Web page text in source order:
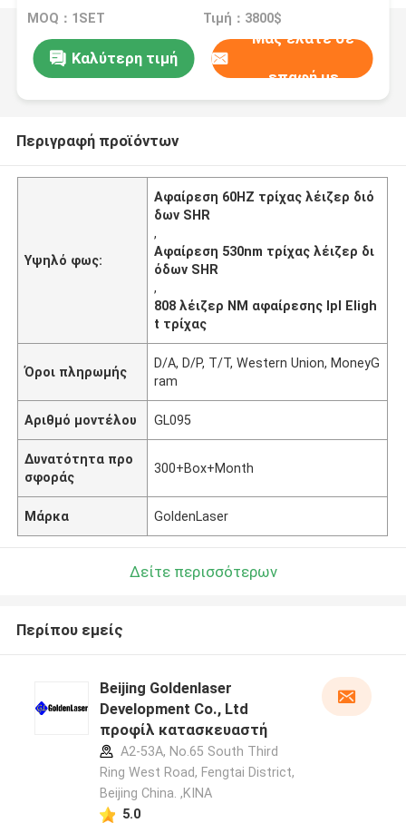
MOQ：1SET Τιμή：3800$
Καλύτερη τιμή
Μας ελάτε σε
επαφή με
Περιγραφή προϊόντων
Υψηλό φως:
Αφαίρεση 60HZ τρίχας λέιζερ διό
δων SHR
,
Αφαίρεση 530nm τρίχας λέιζερ δι
όδων SHR
,
808 λέιζερ NM αφαίρεσης Ipl Eligh
t τρίχας
Όροι πληρωμής
D/A, D/P, T/T, Western Union, MoneyG
ram
Αριθμό μοντέλου GL095
Δυνατότητα προ
σφοράς
300+Box+Month
Μάρκα GoldenLaser
Δείτε περισσότερων
Περίπου εμείς
Beijing Goldenlaser
Development Co., Ltd
προφίλ κατασκευαστή
A2-53A, No.65 South Third
Ring West Road, Fengtai District,
Beijing China. ,ΚΙΝΑ
5.0